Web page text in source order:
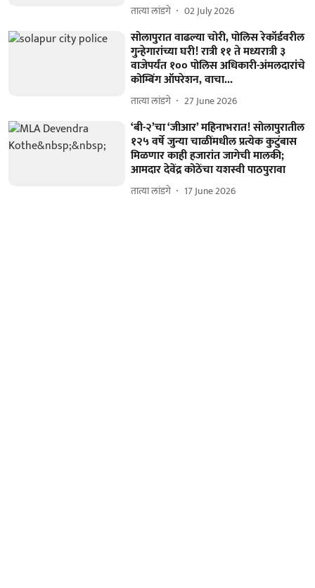
तात्या लांडगे 02 July 2026
सोलापुरात वाढल्या चोरी, पोलिस रेकॉर्डवरील
गुन्हेगारांच्या घरी! रात्री ११ ते मध्यरात्री ३
वाजेपर्यंत १०० पोलिस अधिकारी-अंमलदारांचे
कोम्बिंग ऑपरेशन, वाचा...
तात्या लांडगे 27 June 2026
‘बी-२’चा ‘जीआर’ महिनाभरात! सोलापुरातील
१२५ वर्षे जुन्या चाळींमधील प्रत्येक कुटुंबास
मिळणार काही हजारांत जागेची मालकी;
आमदार देवेंद्र कोठेंचा यशस्वी पाठपुरावा
तात्या लांडगे 17 June 2026